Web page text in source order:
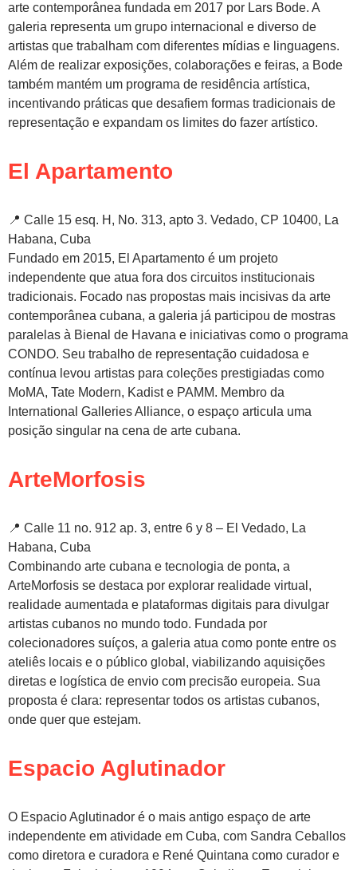
arte contemporânea fundada em 2017 por Lars Bode. A
galeria representa um grupo internacional e diverso de
artistas que trabalham com diferentes mídias e linguagens.
Além de realizar exposições, colaborações e feiras, a Bode
também mantém um programa de residência artística,
incentivando práticas que desafiem formas tradicionais de
representação e expandam os limites do fazer artístico.
El Apartamento
📍 Calle 15 esq. H, No. 313, apto 3. Vedado, CP 10400, La
Habana, Cuba
Fundado em 2015, El Apartamento é um projeto
independente que atua fora dos circuitos institucionais
tradicionais. Focado nas propostas mais incisivas da arte
contemporânea cubana, a galeria já participou de mostras
paralelas à Bienal de Havana e iniciativas como o programa
CONDO. Seu trabalho de representação cuidadosa e
contínua levou artistas para coleções prestigiadas como
MoMA, Tate Modern, Kadist e PAMM. Membro da
International Galleries Alliance, o espaço articula uma
posição singular na cena de arte cubana.
ArteMorfosis
📍 Calle 11 no. 912 ap. 3, entre 6 y 8 – El Vedado, La
Habana, Cuba
Combinando arte cubana e tecnologia de ponta, a
ArteMorfosis se destaca por explorar realidade virtual,
realidade aumentada e plataformas digitais para divulgar
artistas cubanos no mundo todo. Fundada por
colecionadores suíços, a galeria atua como ponte entre os
ateliês locais e o público global, viabilizando aquisições
diretas e logística de envio com precisão europeia. Sua
proposta é clara: representar todos os artistas cubanos,
onde quer que estejam.
Espacio Aglutinador
O Espacio Aglutinador é o mais antigo espaço de arte
independente em atividade em Cuba, com Sandra Ceballos
como diretora e curadora e René Quintana como curador e